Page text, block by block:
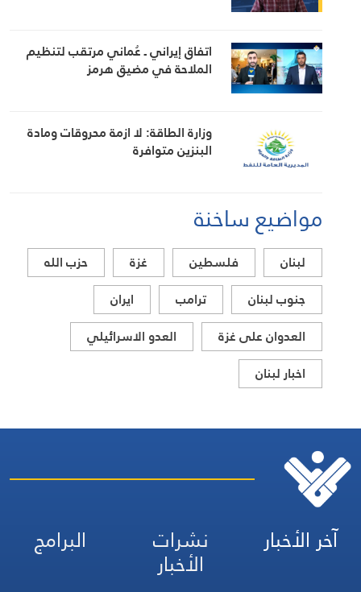
اتفاق إيراني ـ عُماني مرتقب لتنظيم
الملاحة في مضيق هرمز
وزارة الطاقة: لا ازمة محروقات ومادة
البنزين متوافرة
فلسطين
حزب الله
ترامب
العدو الاسرائيلي
نشرات
الأخبار
البرامج